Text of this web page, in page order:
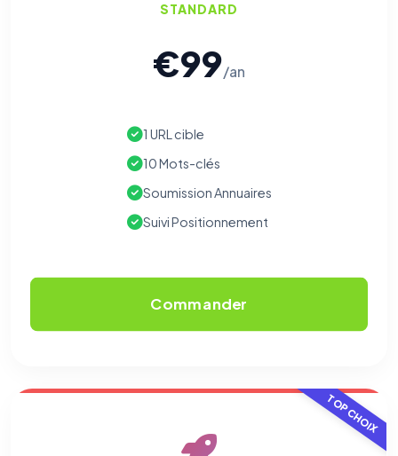
STANDARD
€99/an
1 URL cible
10 Mots-clés
Soumission Annuaires
Suivi Positionnement
Commander
TOP CHOIX
peuvent pas être désactivés.
Cookies analytiques
Nous aident à comprendre comment vous utilisez le site
Cookies marketing
Permettent d'afficher des publicités pertinentes et de
mesurer l'efficacité de nos campagnes (Google Ads,
Meta/Facebook). Vous pouvez les refuser sans impact sur
Les e-mails peuvent contenir un pixel d'ouverture et des liens
pixels 2026 / FAQ juillet 2026).Ce suivi n'est pas géré par ce
opposer : utilisez lelien dédié en pied de chaque courriel(« Pour